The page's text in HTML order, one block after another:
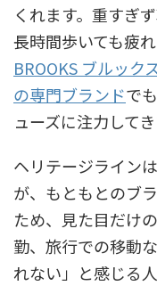
くれます。重すぎ
長時間歩いても疲
BROOKS ブルック
の専門ブランドで
ューズに注力して
ヘリテージライン
が、もともとのブ
ため、見た目だけ
勤、旅行での移動
れない」と感じる